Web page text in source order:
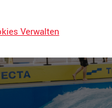
Verwalten